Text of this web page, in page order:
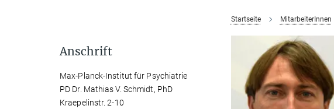
Startseite MitarbeiterInnen
Anschrift
Max-Planck-Institut für Psychiatrie
PD Dr. Mathias V. Schmidt, PhD
Kraepelinstr. 2-10